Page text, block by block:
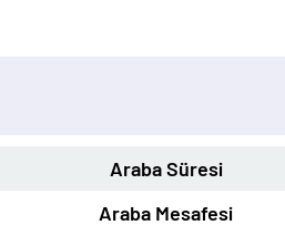
Araba Süresi
Araba Mesafesi